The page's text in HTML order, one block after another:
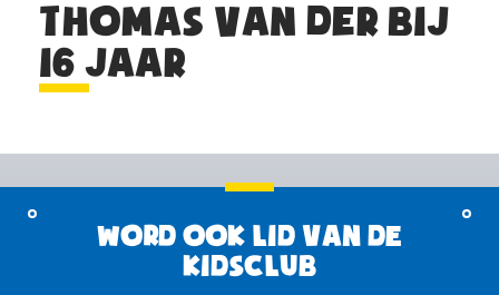
THOMAS VAN DER BIJ
16 JAAR
Word ook lid van de
KidsClub